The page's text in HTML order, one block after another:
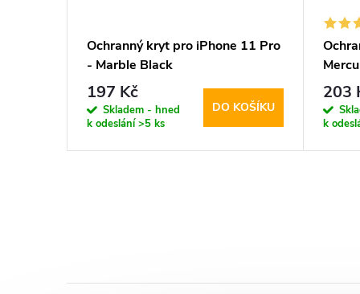
Ochranný kryt pro iPhone 11 Pro
- Marble Black
197 Kč
Skladem - hned
k odeslání>5 ks
DO KOŠÍKU
Pink
203
k